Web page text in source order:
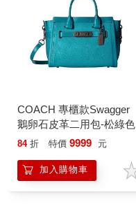
COACH 專櫃款Swagger
鵝卵石皮革二用包-松綠色
84 折 特價 9999 元
加入購物車